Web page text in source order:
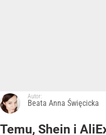
Autor:
Beata Anna Święcicka
Temu, Shein i